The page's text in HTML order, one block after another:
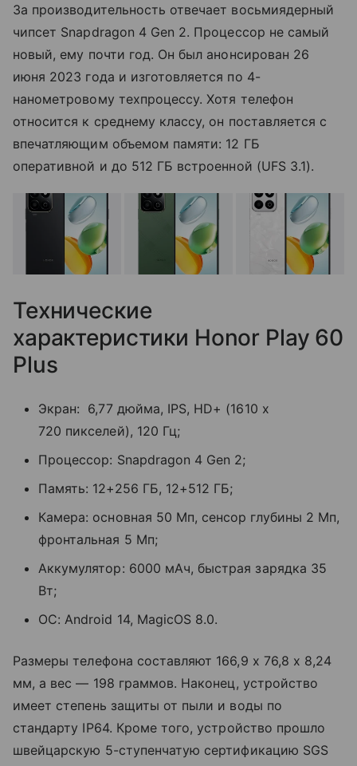
За производительность отвечает восьмиядерный
чипсет Snapdragon 4 Gen 2. Процессор не самый
новый, ему почти год. Он был анонсирован 26
июня 2023 года и изготовляется по 4-
нанометровому техпроцессу. Хотя телефон
относится к среднему классу, он поставляется с
впечатляющим объемом памяти: 12 ГБ
оперативной и до 512 ГБ встроенной (UFS 3.1).
Технические
характеристики Honor Play 60
Plus
Экран: 6,77 дюйма, IPS, HD+ (1610 x
720 пикселей), 120 Гц;
Процессор: Snapdragon 4 Gen 2;
Память: 12+256 ГБ, 12+512 ГБ;
Камера: основная 50 Мп, сенсор глубины 2 Мп,
фронтальная 5 Мп;
Аккумулятор: 6000 мАч, быстрая зарядка 35
Вт;
ОС: Android 14, MagicOS 8.0.
Размеры телефона составляют 166,9 х 76,8 х 8,24
мм, а вес — 198 граммов. Наконец, устройство
имеет степень защиты от пыли и воды по
стандарту IP64. Кроме того, устройство прошло
швейцарскую 5-ступенчатую сертификацию SGS